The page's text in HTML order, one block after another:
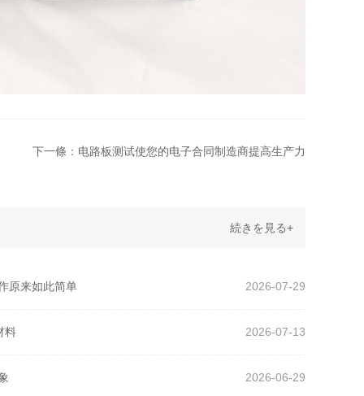
下一條：电路板测试使您的电子合同制造商提高生产力
続きを見る+
2026-07-29
原来如此简单
2026-07-13
料
2026-06-29